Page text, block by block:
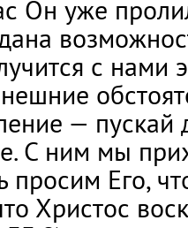
Он уже
с нами
— пускай
С ним мы
просим Его,
Христос